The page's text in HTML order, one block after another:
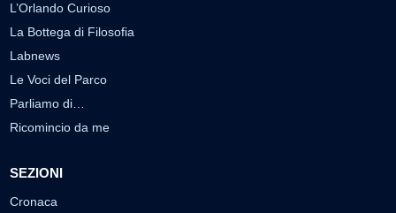
L’Orlando Curioso
La Bottega di Filosofia
Labnews
Le Voci del Parco
Parliamo di…
Ricomincio da me
SEZIONI
Cronaca